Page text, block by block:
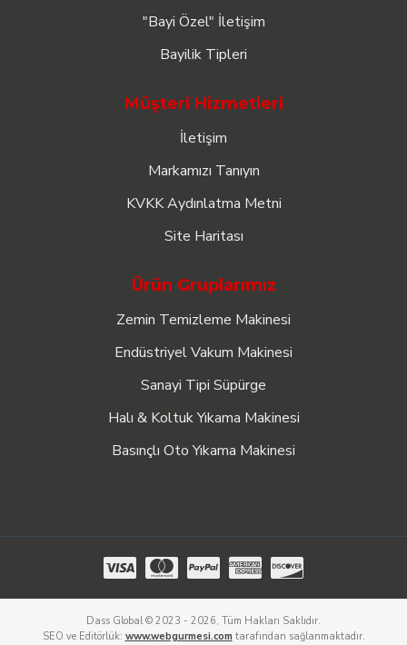
"Bayi Özel" İletişim
Bayilik Tipleri
Müşteri Hizmetleri
İletişim
Markamızı Tanıyın
KVKK Aydınlatma Metni
Site Haritası
Ürün Gruplarımız
Zemin Temizleme Makinesi
Endüstriyel Vakum Makinesi
Sanayi Tipi Süpürge
Halı & Koltuk Yıkama Makinesi
Basınçlı Oto Yıkama Makinesi
Dass Global © 2023 - 2026, Tüm Hakları Saklıdır.
SEO ve Editörlük: www.webgurmesi.com tarafından sağlanmaktadır.